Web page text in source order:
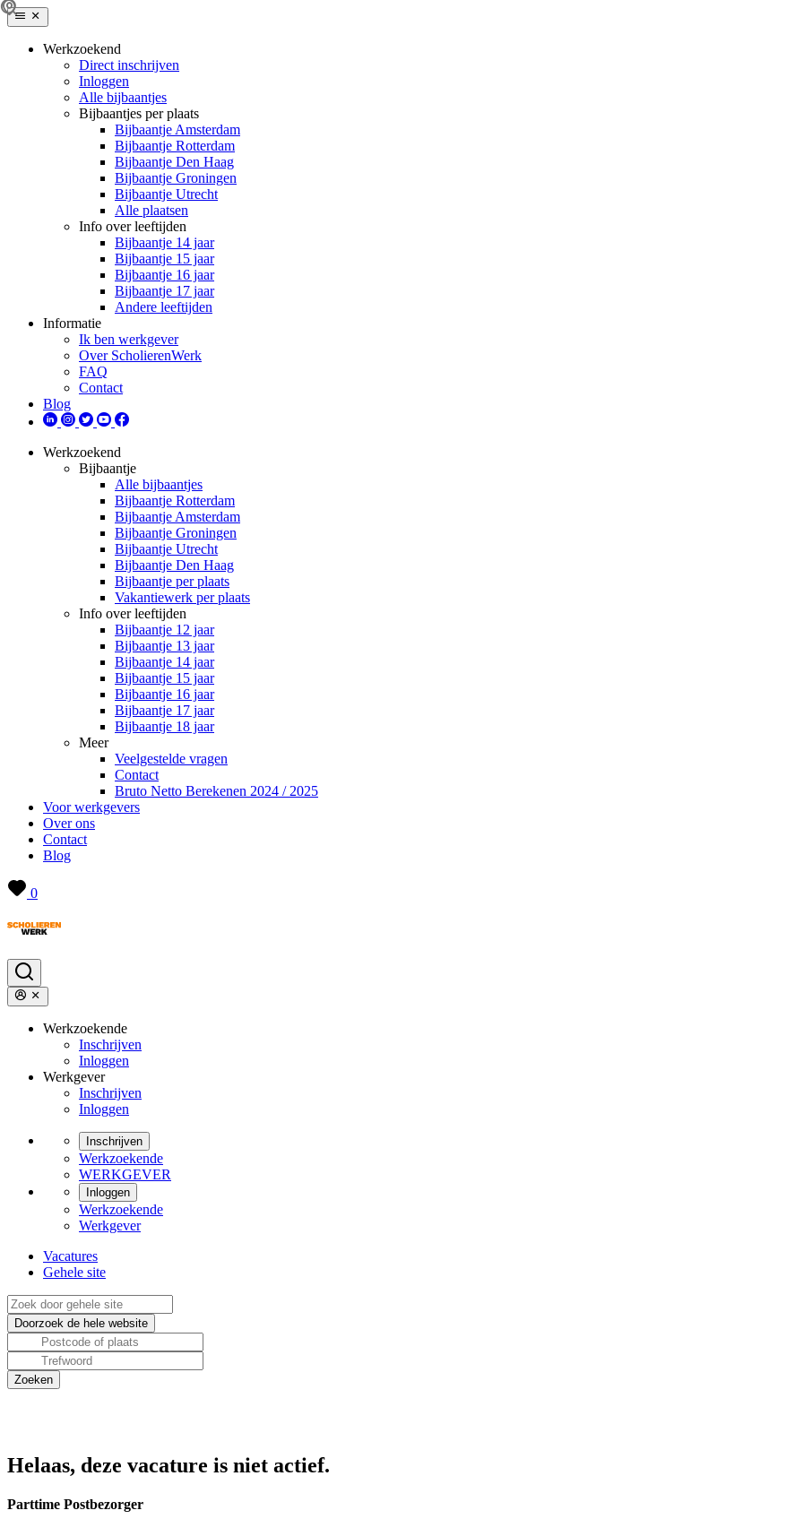
Werkzoekend
Direct inschrijven
Inloggen
Alle bijbaantjes
Bijbaantjes per plaats
Bijbaantje Amsterdam
Bijbaantje Rotterdam
Bijbaantje Den Haag
Bijbaantje Groningen
Bijbaantje Utrecht
Alle plaatsen
Info over leeftijden
Bijbaantje 14 jaar
Bijbaantje 15 jaar
Bijbaantje 16 jaar
Bijbaantje 17 jaar
Andere leeftijden
Informatie
Ik ben werkgever
Over ScholierenWerk
FAQ
Contact
Blog
Werkzoekend
Bijbaantje
Alle bijbaantjes
Bijbaantje Rotterdam
Bijbaantje Amsterdam
Bijbaantje Groningen
Bijbaantje Utrecht
Bijbaantje Den Haag
Bijbaantje per plaats
Vakantiewerk per plaats
Info over leeftijden
Bijbaantje 12 jaar
Bijbaantje 13 jaar
Bijbaantje 14 jaar
Bijbaantje 15 jaar
Bijbaantje 16 jaar
Bijbaantje 17 jaar
Bijbaantje 18 jaar
Meer
Veelgestelde vragen
Contact
Bruto Netto Berekenen 2024 / 2025
Voor werkgevers
Over ons
Contact
Blog
0
Werkzoekende
Inschrijven
Inloggen
Werkgever
Inschrijven
Inloggen
Inschrijven
Werkzoekende
WERKGEVER
Inloggen
Werkzoekende
Werkgever
Vacatures
Gehele site
Helaas, deze vacature is niet actief.
Parttime Postbezorger